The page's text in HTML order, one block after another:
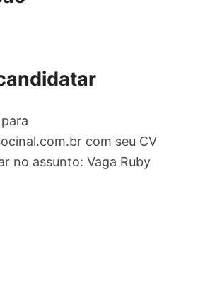
com seu CV
no assunto: Vaga Ruby